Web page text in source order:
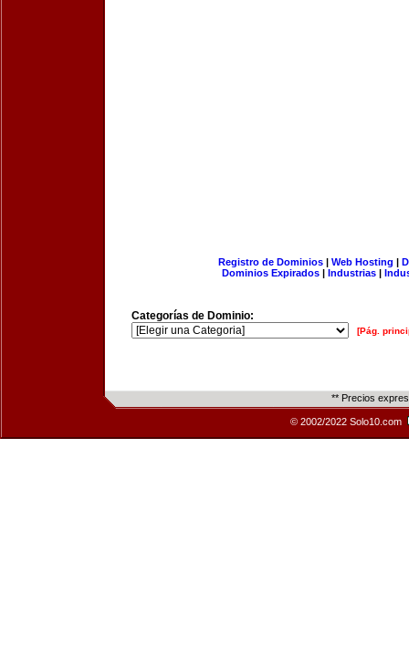
Registro de Dominios| Web Hosting |
Dominios Expirados | Industrias |
Categorías de Dominio:
[Pág.
** Precios
© 2002/2022 Solo10.com